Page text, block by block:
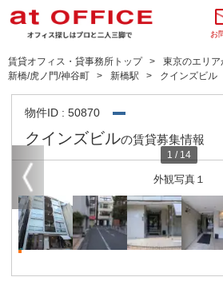
お
賃貸オフィス・貸事務所トップ 東京のエリア
新橋/虎ノ門/神谷町
新橋駅 クインズビル
物件ID : 50870
クインズビルの賃貸募集情報
外観写真１
1 / 14